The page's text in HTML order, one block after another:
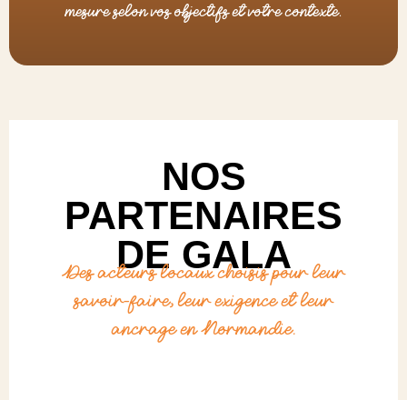
mesure selon vos objectifs et votre contexte.
NOS
PARTENAIRES
DE GALA
Des acteurs locaux choisis pour leur
savoir-faire, leur exigence et leur
ancrage en Normandie.